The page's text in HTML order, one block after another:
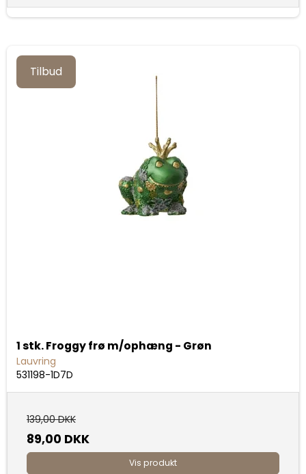
Tilbud
1 stk. Froggy frø m/ophæng - Grøn
Lauvring
531198-1D7D
139,00 DKK
89,00 DKK
Vis produkt